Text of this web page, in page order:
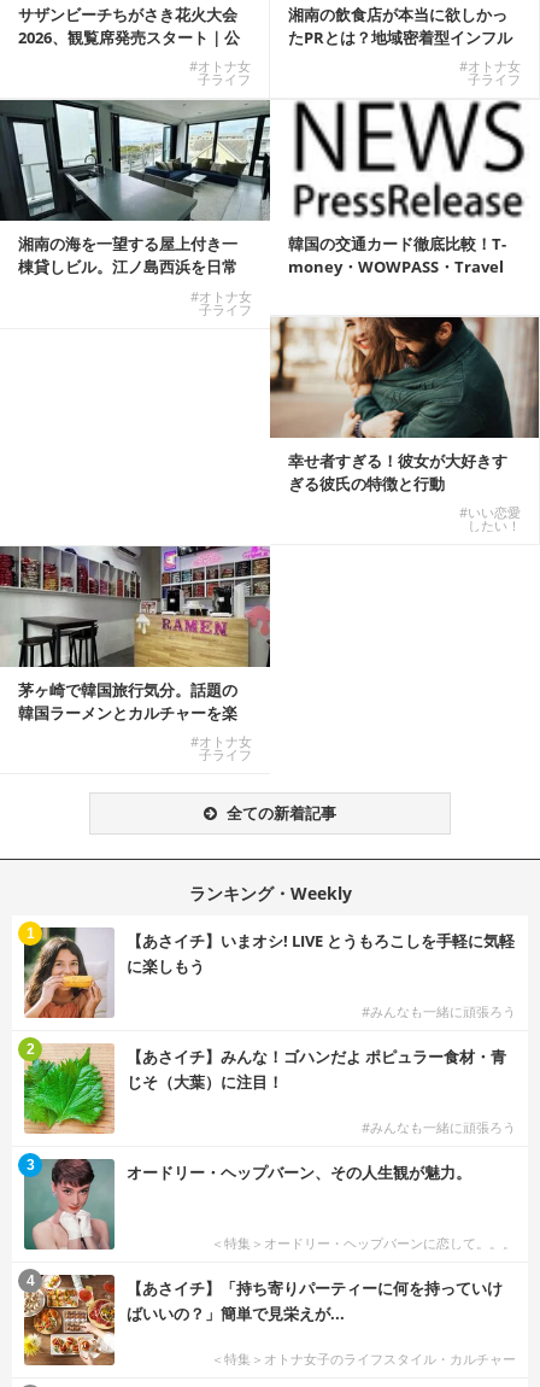
サザンビーチちがさき花火大会
2026、観覧席発売スタート｜公
#オトナ女
子ライフ
湘南の飲食店が本当に欲しかっ
たPRとは？地域密着型インフル
#オトナ女
子ライフ
湘南の海を一望する屋上付き一
棟貸しビル。江ノ島西浜を日常
#オトナ女
子ライフ
韓国の交通カード徹底比較！T-
money・WOWPASS・Travel
幸せ者すぎる！彼女が大好きす
ぎる彼氏の特徴と行動
#いい恋愛
したい！
茅ヶ崎で韓国旅行気分。話題の
韓国ラーメンとカルチャーを楽
#オトナ女
子ライフ
全ての新着記事
ランキング・Weekly
【あさイチ】いまオシ! LIVE とうもろこしを手軽に気軽
に楽しもう
#みんなも一緒に頑張ろう
1
【あさイチ】みんな！ゴハンだよ ポピュラー食材・青
じそ（大葉）に注目！
#みんなも一緒に頑張ろう
2
オードリー・ヘップバーン、その人生観が魅力。
＜特集＞オードリー・ヘップバーンに恋して。。。
3
【あさイチ】「持ち寄りパーティーに何を持っていけ
ばいいの？」簡単で見栄えが...
＜特集＞オトナ女子のライフスタイル・カルチャー
4